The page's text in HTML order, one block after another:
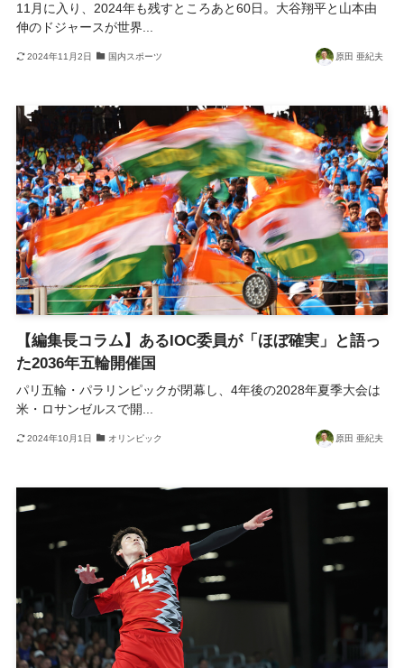
11月に入り、2024年も残すところあと60日。大谷翔平と山本由
伸のドジャースが世界...
2024年11月2日 国内スポーツ 原田 亜紀夫
【編集長コラム】あるIOC委員が「ほぼ確実」と語っ
た2036年五輪開催国
パリ五輪・パラリンピックが閉幕し、4年後の2028年夏季大会は
米・ロサンゼルスで開...
2024年10月1日 オリンピック 原田 亜紀夫